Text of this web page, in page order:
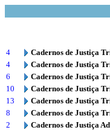
4
Cadernos de Justiça
4
Cadernos de Justiça
6
Cadernos de Justiça
10
Cadernos de Justiça
13
Cadernos de Justiça
8
Cadernos de Justiça
2
Cadernos de Justiça